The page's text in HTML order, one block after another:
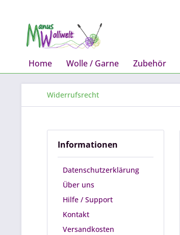
Home Wolle / Garne Zubehör
Widerrufsrecht
Informationen
Datenschutzerklärung
Über uns
Hilfe / Support
Kontakt
Versandkosten